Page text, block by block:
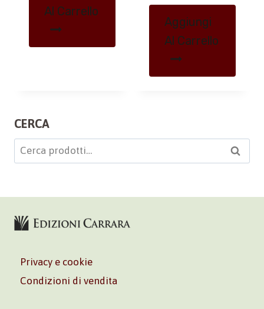
Al Carrello
Aggiungi
Al Carrello
CERCA
Cerca: Cerca
Privacy e cookie
Condizioni di vendita